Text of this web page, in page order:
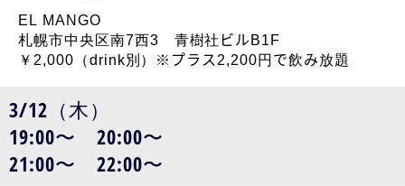
EL MANGO
札幌市中央区南7西3 青樹社ビルB1F
￥2,000（drink別）※プラス2,200円で飲み放題
3/12（木）
19:00〜 20:00〜
21:00〜 22:00〜